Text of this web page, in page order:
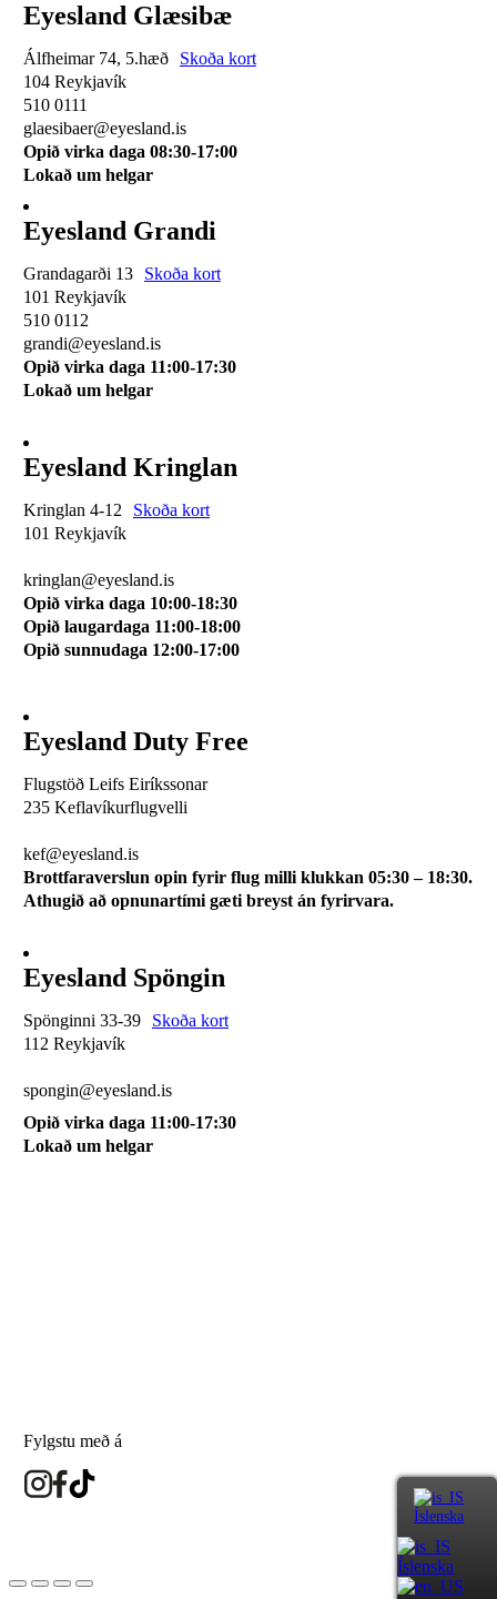
Eyesland Glæsibæ
Álfheimar 74, 5.hæð
Skoða kort
104 Reykjavík
510 0111
glaesibaer@eyesland.is
Opið virka daga 08:30-17:00
Lokað um helgar
Eyesland Grandi
Grandagarði 13
Skoða kort
101 Reykjavík
510 0112
grandi@eyesland.is
Opið virka daga 11:00-17:30
Lokað um helgar
Eyesland Kringlan
Kringlan 4-12
Skoða kort
101 Reykjavík
kringlan@eyesland.is
Opið virka daga 10:00-18:30
Opið laugardaga 11:00-18:00
Opið sunnudaga 12:00-17:00
Eyesland Duty Free
Flugstöð Leifs Eiríkssonar
235 Keflavíkurflugvelli
kef@eyesland.is
Brottfaraverslun opin fyrir flug milli klukkan 05:30 – 18:30.
Athugið að opnunartími gæti breyst án fyrirvara.
Eyesland Spöngin
Spönginni 33-39
Skoða kort
112 Reykjavík
spongin@eyesland.is
Opið virka daga 11:00-17:30
Lokað um helgar
Fylgstu með á
Íslenska
Íslenska